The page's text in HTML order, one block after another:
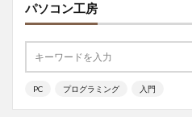
パソコン工房
PC プログラミング 入門